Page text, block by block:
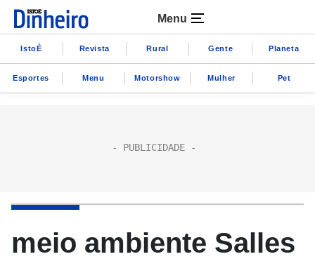
Menu
IstoÉ Revista Rural Gente Planeta
Esportes Menu Motorshow Mulher Pet
meio ambiente Salles